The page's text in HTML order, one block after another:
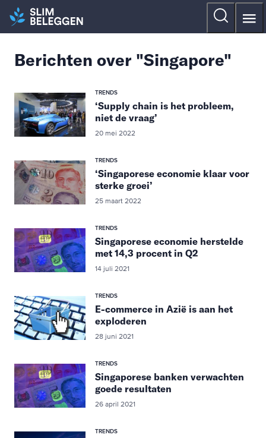
Berichten over "Singapore"
TRENDS
‘Supply chain is het probleem,
niet de vraag’
20 mei 2022
TRENDS
‘Singaporese economie klaar voor
sterke groei’
25 maart 2022
TRENDS
Singaporese economie herstelde
met 14,3 procent in Q2
14 juli 2021
TRENDS
E-commerce in Azië is aan het
exploderen
28 juni 2021
TRENDS
Singaporese banken verwachten
goede resultaten
26 april 2021
TRENDS